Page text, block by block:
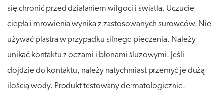
się chronić przed działaniem wilgoci i światła. Uczucie
ciepła i mrowienia wynika z zastosowanych surowców. Nie
używać plastra w przypadku silnego pieczenia. Należy
unikać kontaktu z oczami i błonami śluzowymi. Jeśli
dojdzie do kontaktu, należy natychmiast przemyć je dużą
ilością wody. Produkt testowany dermatologicznie.